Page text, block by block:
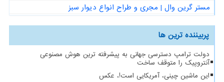
مستر گرین وال | مجری و طراح انواع دیوار سبز
پربیننده ترین ها
دولت ترامپ دسترسی جهانی به پیشرفته ترین هوش مصنوعی
آنتروپیک را متوقف ساخت
این ماشین چینی، آمریکایی است!، عکس